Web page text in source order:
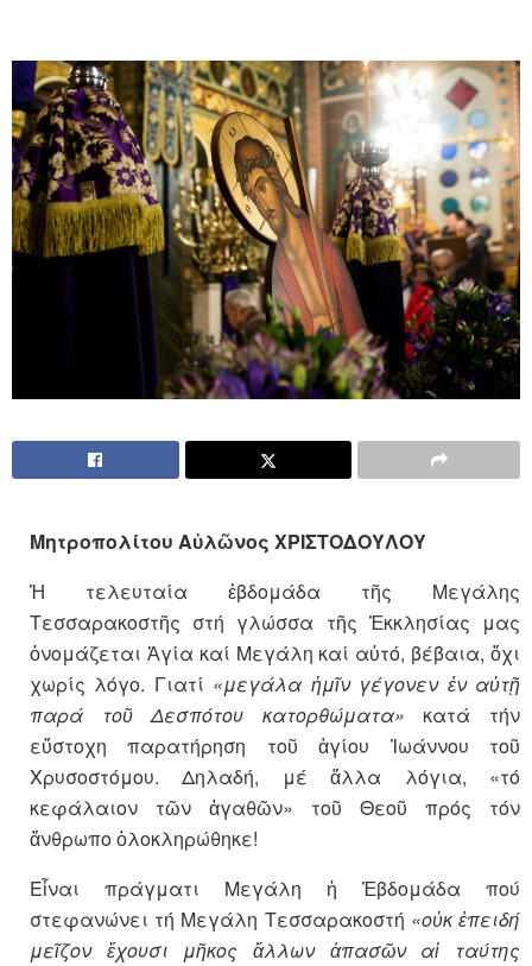
Μητροπολίτου Αὐλῶνος ΧΡΙΣΤΟΔΟΥΛΟΥ
Ἡ τελευταία ἑβδομάδα τῆς Μεγάλης
Τεσσαρακοστῆς στή γλώσσα τῆς Ἐκκλησίας μας
ὀνομάζεται Ἁγία καί Μεγάλη καί αὐτό, βέβαια, ὄχι
χωρίς λόγο. Γιατί «μεγάλα ἡμῖν γέγονεν ἐν αὐτῇ
παρά τοῦ Δεσπότου κατορθώματα» κατά τήν
εὔστοχη παρατήρηση τοῦ ἁγίου Ἰωάννου τοῦ
Χρυσοστόμου. Δηλαδή, μέ ἄλλα λόγια, «τό
κεφάλαιον τῶν ἀγαθῶν» τοῦ Θεοῦ πρός τόν
ἄνθρωπο ὁλοκληρώθηκε!
Εἶναι πράγματι Μεγάλη ἡ Ἑβδομάδα πού
στεφανώνει τή Μεγάλη Τεσσαρακοστή «οὐκ ἐπειδή
μεῖζον ἔχουσι μῆκος ἄλλων ἁπασῶν αἱ ταύτης